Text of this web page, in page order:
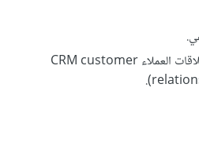
معطيات دراسة (إدارة علاقات العملاء CRM customer